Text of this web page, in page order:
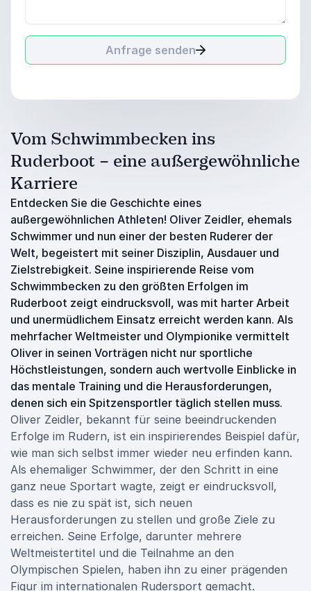
Anfrage senden
Vom Schwimmbecken ins
Ruderboot – eine außergewöhnliche
Karriere
Entdecken Sie die Geschichte eines
außergewöhnlichen Athleten! Oliver Zeidler, ehemals
Schwimmer und nun einer der besten Ruderer der
Welt, begeistert mit seiner Disziplin, Ausdauer und
Zielstrebigkeit. Seine inspirierende Reise vom
Schwimmbecken zu den größten Erfolgen im
Ruderboot zeigt eindrucksvoll, was mit harter Arbeit
und unermüdlichem Einsatz erreicht werden kann. Als
mehrfacher Weltmeister und Olympionike vermittelt
Oliver in seinen Vorträgen nicht nur sportliche
Höchstleistungen, sondern auch wertvolle Einblicke in
das mentale Training und die Herausforderungen,
denen sich ein Spitzensportler täglich stellen muss.
Oliver Zeidler, bekannt für seine beeindruckenden
Erfolge im Rudern, ist ein inspirierendes Beispiel dafür,
wie man sich selbst immer wieder neu erfinden kann.
Als ehemaliger Schwimmer, der den Schritt in eine
ganz neue Sportart wagte, zeigt er eindrucksvoll,
dass es nie zu spät ist, sich neuen
Herausforderungen zu stellen und große Ziele zu
erreichen. Seine Erfolge, darunter mehrere
Weltmeistertitel und die Teilnahme an den
Olympischen Spielen, haben ihn zu einer prägenden
Figur im internationalen Rudersport gemacht.